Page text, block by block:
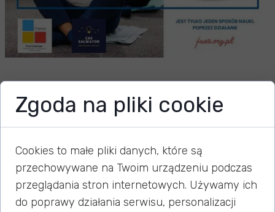
Pilates na Bielanach
Już 22.11.2024 r. oraz 13.12.2024 r. zapraszamy do
Szkoły Podstawowej nr 48 przy ul. Ks. Józefa 337, aby
Zgoda na pliki cookie
Cookies to małe pliki danych, które są
przechowywane na Twoim urządzeniu podczas
przeglądania stron internetowych. Używamy ich
do poprawy działania serwisu, personalizacji